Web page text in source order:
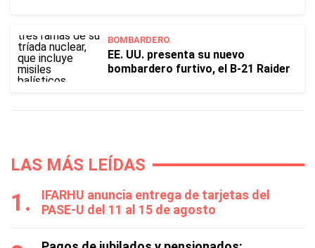
BOMBARDERO.
EE. UU. presenta su nuevo
bombardero furtivo, el B-21 Raider
LAS MÁS LEÍDAS
IFARHU anuncia entrega de tarjetas del
PASE-U del 11 al 15 de agosto